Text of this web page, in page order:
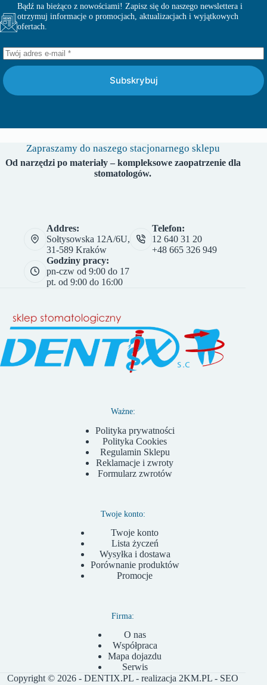
Bądź na bieżąco z nowościami! Zapisz się do naszego newslettera i
otrzymuj informacje o promocjach, aktualizacjach i wyjątkowych
ofertach.
Subskrybuj
Zapraszamy do naszego stacjonarnego sklepu
Od narzędzi po materiały – kompleksowe zaopatrzenie dla
stomatologów.
Addres:
Sołtysowska 12A/6U,
31-589 Kraków
Telefon:
12 640 31 20
+48 665 326 949
Godziny pracy:
pn-czw od 9:00 do 17
pt. od 9:00 do 16:00
Ważne:
Polityka prywatności
Polityka Cookies
Regulamin Sklepu
Reklamacje i zwroty
Formularz zwrotów
Twoje konto:
Twoje konto
Lista życzeń
Wysyłka i dostawa
Porównanie produktów
Promocje
Firma:
O nas
Współpraca
Mapa dojazdu
Serwis
Copyright © 2026 - DENTIX.PL - realizacja 2KM.PL - SEO